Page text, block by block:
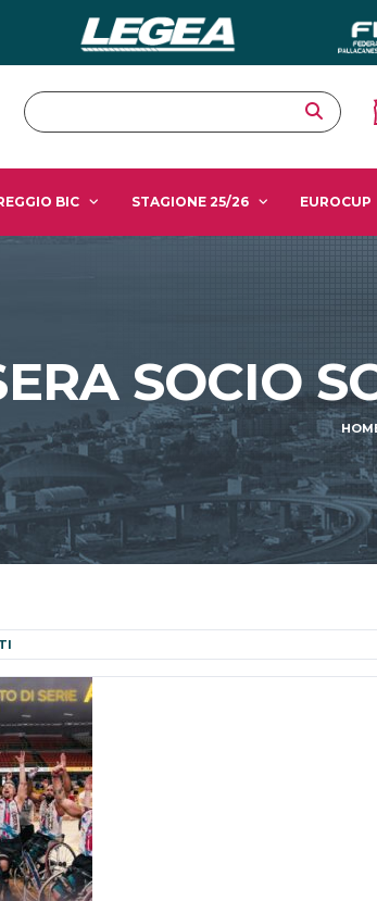
BIC STAGIONE 25/26 EUROCUP
SOCIO